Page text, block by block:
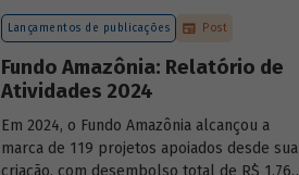
Lançamentos de publicações Post
Fundo Amazônia: Relatório de
Atividades 2024
Em 2024, o Fundo Amazônia alcançou a
marca de 119 projetos apoiados desde sua